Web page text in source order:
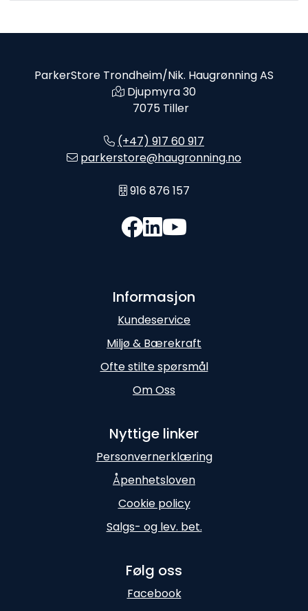
ParkerStore Trondheim/Nik. Haugrønning AS
Djupmyra 30
7075 Tiller
(+47) 917 60 917
parkerstore@haugronning.no
916 876 157
Informasjon
Kundeservice
Miljø & Bærekraft
Ofte stilte spørsmål
Om Oss
Nyttige linker
Personvernerklæring
Åpenhetsloven
Cookie policy
Salgs- og lev. bet.
Følg oss
Facebook